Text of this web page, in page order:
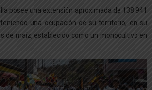
posee una extensión aproximada de 138.941
una ocupación de su territorio, en su
de maíz, establecido como un monocultivo en